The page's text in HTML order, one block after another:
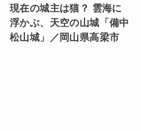
現在の城主は猫？ 雲海に
浮かぶ、天空の山城「備中
松山城」／岡山県高梁市